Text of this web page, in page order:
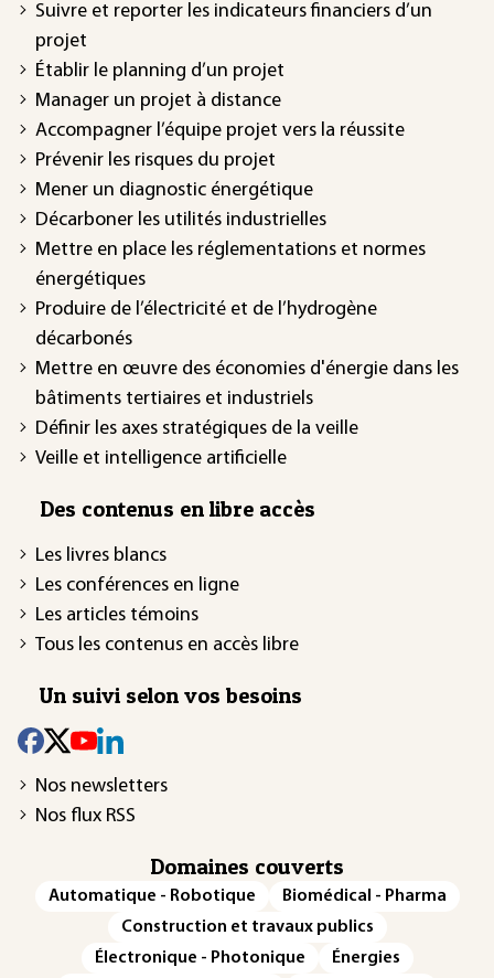
Suivre et reporter les indicateurs financiers d’un
projet
Établir le planning d’un projet
Manager un projet à distance
Accompagner l’équipe projet vers la réussite
Prévenir les risques du projet
Mener un diagnostic énergétique
Décarboner les utilités industrielles
Mettre en place les réglementations et normes
énergétiques
Produire de l’électricité et de l’hydrogène
décarbonés
Mettre en œuvre des économies d'énergie dans les
bâtiments tertiaires et industriels
Définir les axes stratégiques de la veille
Veille et intelligence artificielle
Des contenus en libre accès
Les livres blancs
Les conférences en ligne
Les articles témoins
Tous les contenus en accès libre
Un suivi selon vos besoins
Nos newsletters
Nos flux RSS
Domaines couverts
Automatique - Robotique
Biomédical - Pharma
Construction et travaux publics
Électronique - Photonique
Énergies